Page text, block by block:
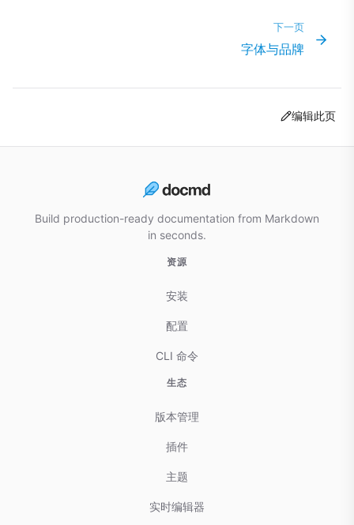
下一页
字体与品牌
编辑此页
Build production-ready documentation from Markdown
in seconds.
资源
安装
配置
CLI 命令
生态
版本管理
插件
主题
实时编辑器